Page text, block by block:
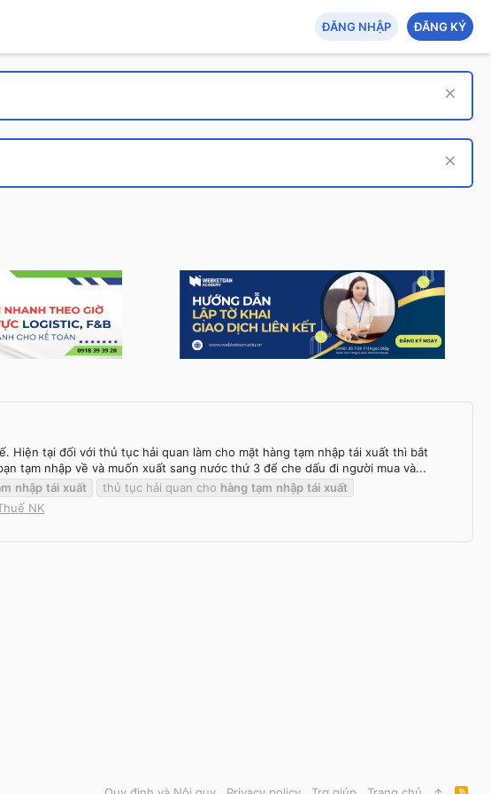
ĐĂNG NHẬP ĐĂNG KÝ
tại đối với thủ tục hải quan làm cho mặt hàng tạm nhập tái xuất thì bắt
tạm nhập về và muốn xuất sang nước thứ 3 để che dấu đi người mua và...
nhập tái xuất thủ tục hải quan cho hàng tạm nhập tái xuất
NK
R